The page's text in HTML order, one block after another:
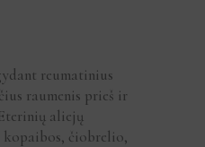
reumatinius
raumenis prieš ir
aliejų
čiobrelio,